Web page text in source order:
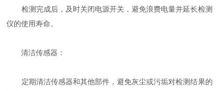
检测完成后，及时关闭电源开关，避免浪费电量并延长检测
仪的使用寿命。
清洁传感器：
定期清洁传感器和其他部件，避免灰尘或污垢对检测结果的